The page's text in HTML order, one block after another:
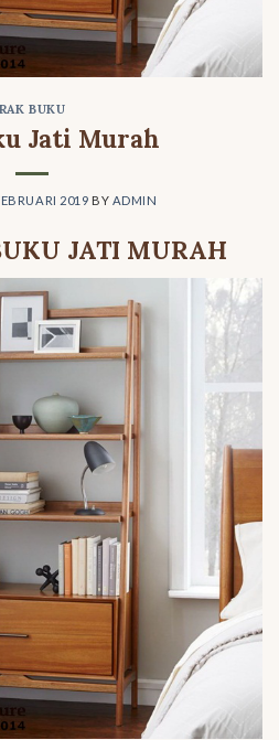
RAK BUKU
Jati Murah
2019 BY ADMIN
JATI MURAH